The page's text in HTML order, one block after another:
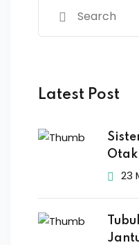
Latest Post
23